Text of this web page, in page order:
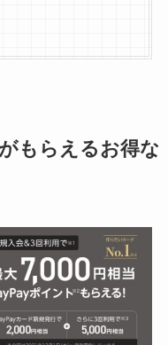
もらえるお得な